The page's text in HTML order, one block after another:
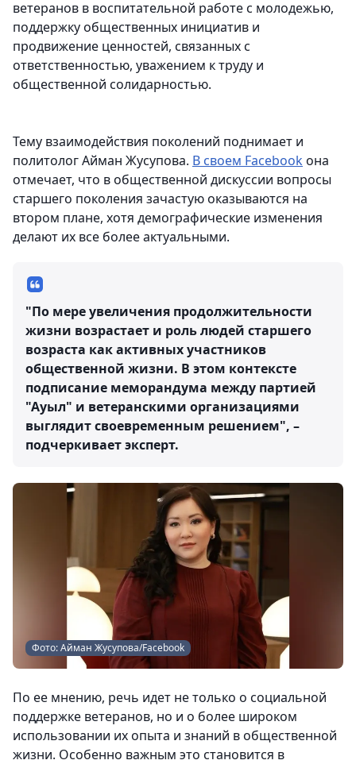
ветеранов в воспитательной работе с молодежью,
поддержку общественных инициатив и
продвижение ценностей, связанных с
ответственностью, уважением к труду и
общественной солидарностью.
Тему взаимодействия поколений поднимает и
политолог Айман Жусупова. В своем Facebookона
отмечает, что в общественной дискуссии вопросы
старшего поколения зачастую оказываются на
втором плане, хотя демографические изменения
делают их все более актуальными.
"По мере увеличения продолжительности
жизни возрастает и роль людей старшего
возраста как активных участников
общественной жизни. В этом контексте
подписание меморандума между партией
"Ауыл" и ветеранскими организациями
выглядит своевременным решением", –
подчеркивает эксперт.
Фото: Айман Жусупова/Facebook
По ее мнению, речь идет не только о социальной
поддержке ветеранов, но и о более широком
использовании их опыта и знаний в общественной
жизни. Особенно важным это становится в